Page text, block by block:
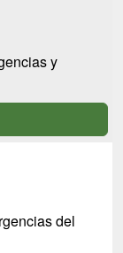
y
del